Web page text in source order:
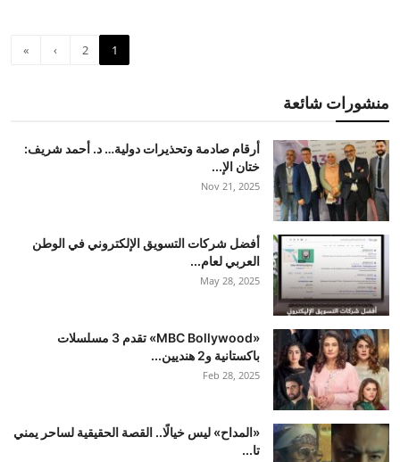
1
2
›
»
منشورات شائعة
أرقام صادمة وتحذيرات دولية… د. أحمد شريف:
ختان الإ...
Nov 21, 2025
أفضل شركات التسويق الإلكتروني في الوطن
العربي لعام...
May 28, 2025
«MBC Bollywood» تقدم 3 مسلسلات
باكستانية و2 هنديين...
Feb 28, 2025
«المداح» ليس خيالًا.. القصة الحقيقية لساحر يمني
تا...